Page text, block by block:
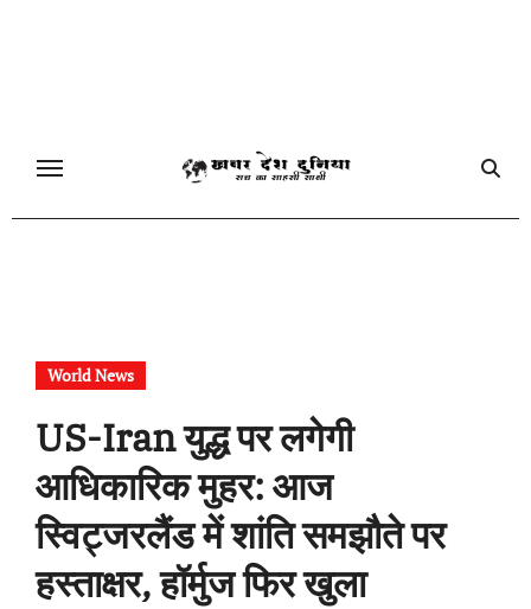
World News
US-Iran युद्ध पर लगेगी
आधिकारिक मुहर: आज
स्विट्जरलैंड में शांति समझौते पर
हस्ताक्षर, हॉर्मुज फिर खुला